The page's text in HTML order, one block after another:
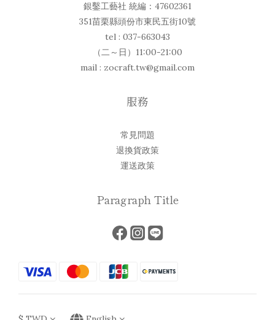
銀鑿工藝社 統編：47602361
351苗栗縣頭份市東民五街10號
tel : 037-663043
（二～日）11:00-21:00
mail : zocraft.tw@gmail.com
服務
常見問題
退換貨政策
運送政策
Paragraph Title